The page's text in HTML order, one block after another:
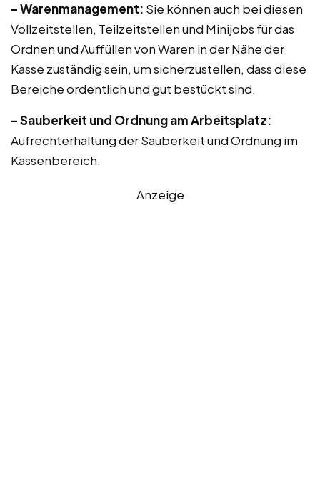
– Warenmanagement: Sie können auch bei diesen
Vollzeitstellen, Teilzeitstellen und Minijobs für das
Ordnen und Auffüllen von Waren in der Nähe der
Kasse zuständig sein, um sicherzustellen, dass diese
Bereiche ordentlich und gut bestückt sind.
– Sauberkeit und Ordnung am Arbeitsplatz:
Aufrechterhaltung der Sauberkeit und Ordnung im
Kassenbereich.
Anzeige